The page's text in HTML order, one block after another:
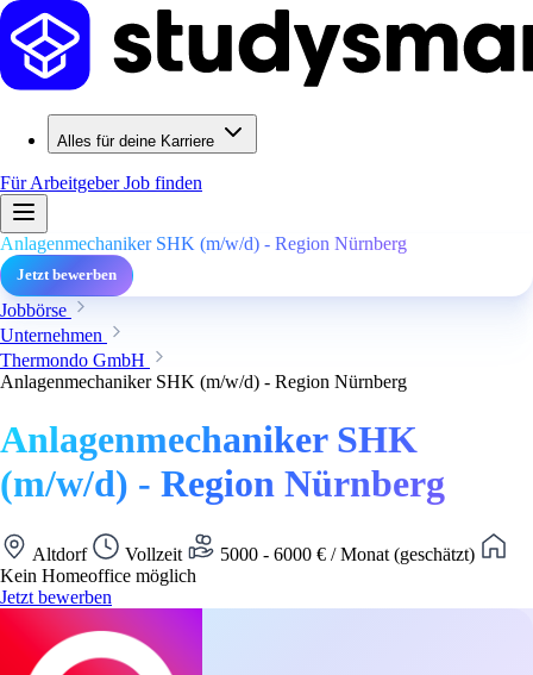
Alles für deine Karriere
Für ArbeitgeberJob finden
Anlagenmechaniker SHK (m/w/d) - Region Nürnberg
Jetzt bewerben
Jobbörse
Unternehmen
Thermondo GmbH
Anlagenmechaniker SHK (m/w/d) - Region Nürnberg
Anlagenmechaniker SHK
(m/w/d) - Region Nürnberg
Altdorf Vollzeit
5000 - 6000 € / Monat (geschätzt)
Kein Homeoffice möglich
Jetzt bewerben